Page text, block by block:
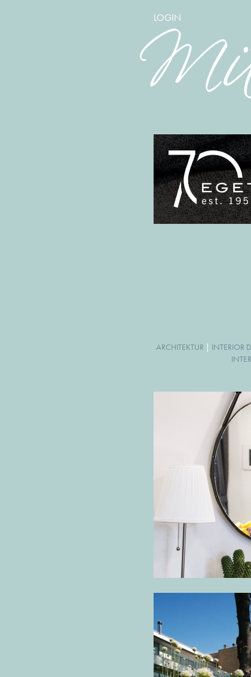
LOGIN
ARCHITEKTUR | INTERIOR